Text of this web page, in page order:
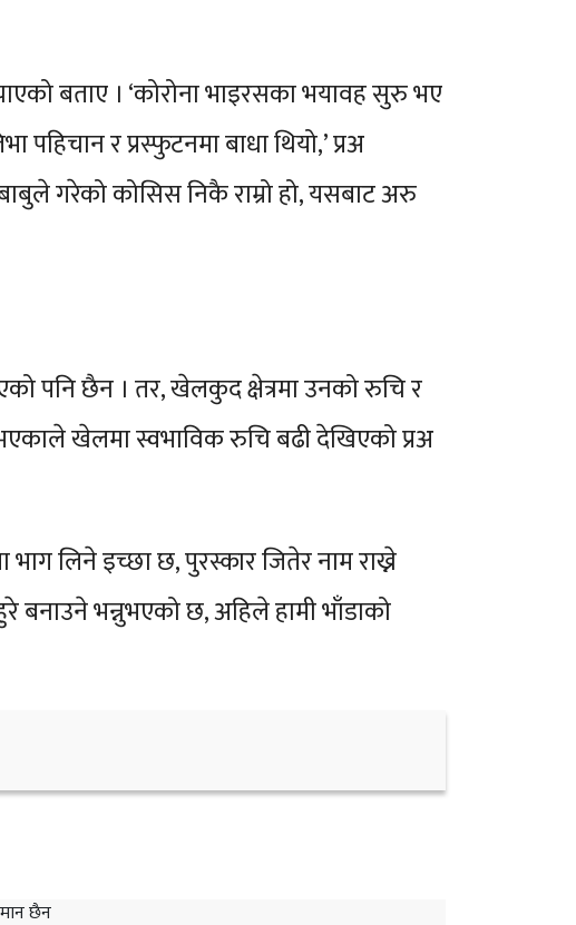
बताए । ‘कोरोना भाइरसका भयावह सुरु भए
पहिचान र प्रस्फुटनमा बाधा थियो,’ प्रअ
गरेको कोसिस निकै राम्रो हो, यसबाट अरु
पनि छैन । तर, खेलकुद क्षेत्रमा उनको रुचि र
खेलमा स्वभाविक रुचि बढी देखिएको प्रअ
लिने इच्छा छ, पुरस्कार जितेर नाम राख्ने
बनाउने भन्नुभएको छ, अहिले हामी भाँडाको